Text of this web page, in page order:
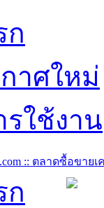
ก
าศใหม่
ใช้งาน
ก